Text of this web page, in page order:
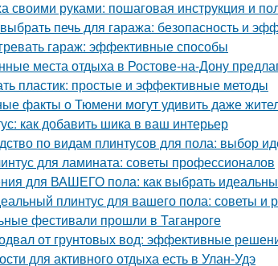
своими руками: пошаговая инструкция и
печь для гаража: безопасность и
гараж: эффективные способы
места отдыха в Ростове-на-Дону
пластик: простые и эффективные методы
факты о Тюмени могут удивить даже
как добавить шика в ваш интерьер
по видам плинтусов для пола: выбор
для ламината: советы профессионалов
для ВАШЕГО пола: как выбрать
плинтус для вашего пола: советы и
фестивали прошли в Таганроге
от грунтовых вод: эффективные
для активного отдыха есть в Улан-Удэ